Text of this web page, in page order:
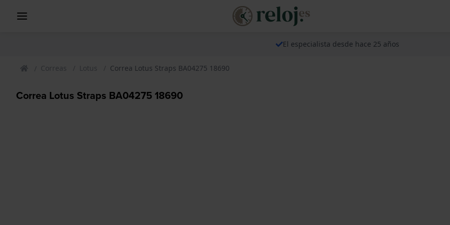
El especialista desde hace 25 años
Correas Lotus Correa Lotus Straps BA04275 18690
Correa Lotus Straps BA04275 18690